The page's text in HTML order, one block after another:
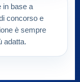
in base a
concorso e
è sempre
adatta.